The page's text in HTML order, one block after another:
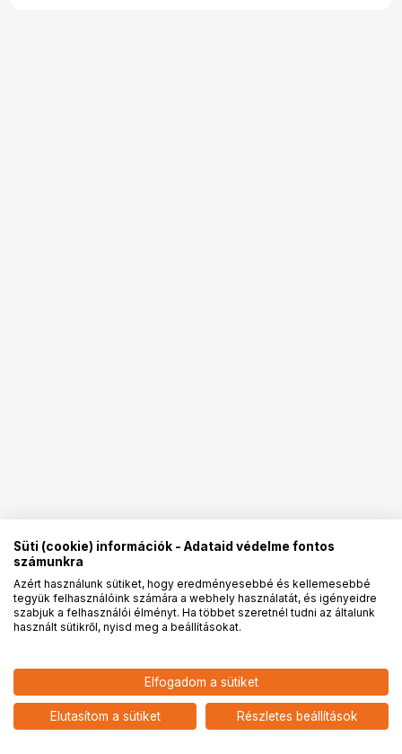
DJI RONIN 4D Cinema Camera 6K
Combo
2 337 760 HUF
nettó: 1 840 756 HUF
PROpartnerségek
Süti (cookie) információk - Adataid védelme fontos
számunkra
Azért használunk sütiket, hogy eredményesebbé és kellemesebbé
tegyük felhasználóink számára a webhely használatát, és igényeidre
szabjuk a felhasználói élményt. Ha többet szeretnél tudni az általunk
használt sütikről, nyisd meg a beállításokat.
Elfogadom a sütiket
Elutasítom a sütiket Részletes beállítások